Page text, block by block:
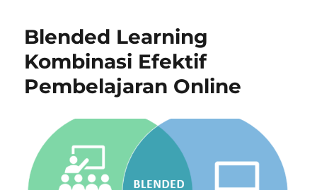
Blended Learning
Kombinasi Efektif
Pembelajaran Online